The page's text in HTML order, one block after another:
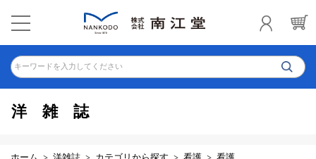
キーワードを入力してください
洋雑誌